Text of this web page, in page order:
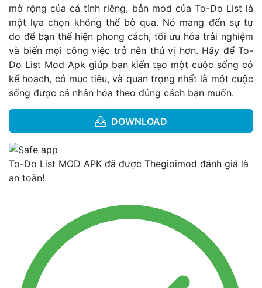
mở rộng của cá tính riêng, bản mod của To-Do List là
một lựa chọn không thể bỏ qua. Nó mang đến sự tự
do để bạn thể hiện phong cách, tối ưu hóa trải nghiệm
và biến mọi công việc trở nên thú vị hơn. Hãy để To-
Do List Mod Apk giúp bạn kiến tạo một cuộc sống có
kế hoạch, có mục tiêu, và quan trọng nhất là một cuộc
sống được cá nhân hóa theo đúng cách bạn muốn.
DOWNLOAD
To-Do List MOD APK đã được Thegioimod đánh giá là
an toàn!